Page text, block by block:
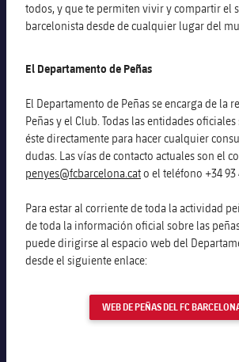
Estructura ejecutiva
Organigramas
chevron-right
label.aria.chevronright
Órganos
chevron-right
label.aria.chevronright
Documents
chevron-right
label.aria.chevronright
Comisiones y órganos
chevron-right
label.aria.chevronright
plusicon
más
Barça Academy
Más que un club
Masia 360
La Masia
plusicon
más
Década a década
Presidentes
Jugadores de leyenda
Entrenadores
Calendario
Entradas
Resultados
Clasificaciones
Jugadoras
Palmarés
Fotos
Jugadoras históricas
Actualidad
Calendario
Entradas
Resultados
Clasificaciones
Jugadores
Fotos
Historia
Barça Legends
Contacto
Jugadores
Partidos
Sobre Nosotros
Formativo masculino
Actualidad
Fotos
Juvenil B
Formativo femenino
plusicon
más
Actualidad
Femenino B
Juvenil
F. Barça Genuine
PLUSICON
MÁS
Actualidad
todos, y que te permiten vivir y compartir el
barcelonista desde de cualquier lugar del
El Departamento de Peñas
El Departamento de Peñas se encarga de la
Peñas y el Club. Todas las entidades
éste directamente para hacer cualquier
dudas. Las vías de contacto actuales son el
penyes@fcbarcelona.cato el teléfono +34 93
Para estar al corriente de toda la actividad
de toda la información oficial sobre las
puede dirigirse al espacio web del
desde el siguiente enlace:
WEB DE PEÑAS DEL FC